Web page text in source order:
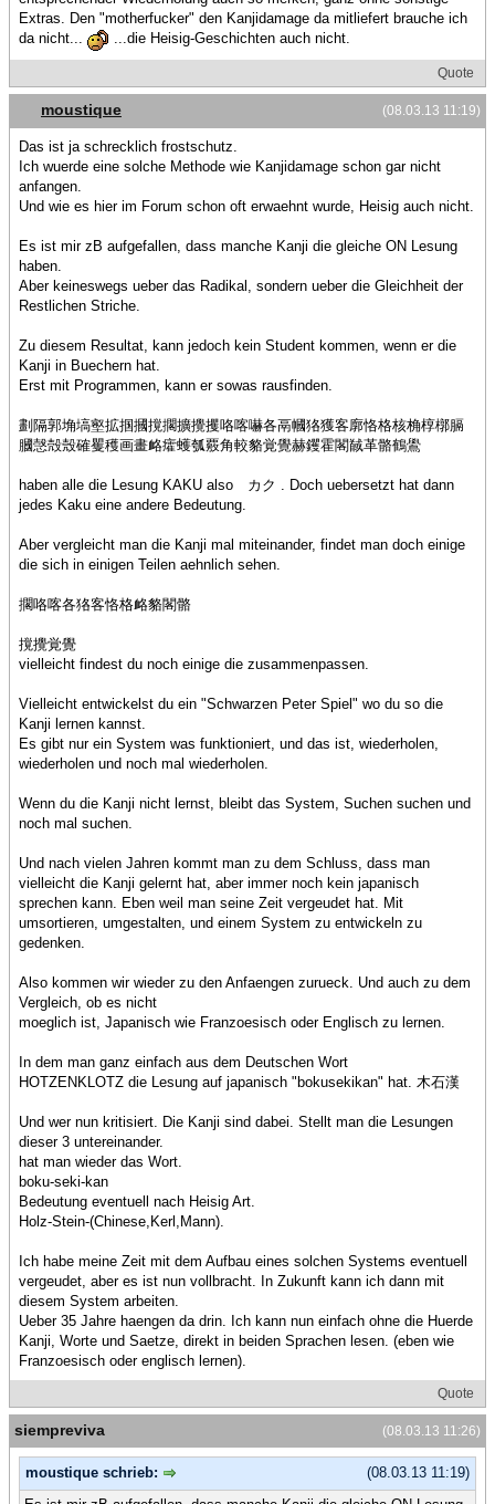
Extras. Den "motherfucker" den Kanjidamage da mitliefert brauche ich
da nicht...
...die Heisig-Geschichten auch nicht.
Quote
(08.03.13 11:19)
moustique
Das ist ja schrecklich frostschutz.
Ich wuerde eine solche Methode wie Kanjidamage schon gar nicht
anfangen.
Und wie es hier im Forum schon oft erwaehnt wurde, Heisig auch nicht.
Es ist mir zB aufgefallen, dass manche Kanji die gleiche ON Lesung
haben.
Aber keineswegs ueber das Radikal, sondern ueber die Gleichheit der
Restlichen Striche.
Zu diesem Resultat, kann jedoch kein Student kommen, wenn er die
Kanji in Buechern hat.
Erst mit Programmen, kann er sowas rausfinden.
劃隔郭埆塙壑拡掴摑撹擱擴攪攫咯喀嚇各鬲幗狢獲客廓恪格核桷椁槨膈
膕愨殻殼確矍穫画畫衉癨蠖瓠覈角較貉覚覺赫钁霍閣馘革骼鶴鷽
haben alle die Lesung KAKU also カク . Doch uebersetzt hat dann
jedes Kaku eine andere Bedeutung.
Aber vergleicht man die Kanji mal miteinander, findet man doch einige
die sich in einigen Teilen aehnlich sehen.
擱咯喀各狢客恪格衉貉閣骼
撹攪覚覺
vielleicht findest du noch einige die zusammenpassen.
Vielleicht entwickelst du ein "Schwarzen Peter Spiel" wo du so die
Kanji lernen kannst.
Es gibt nur ein System was funktioniert, und das ist, wiederholen,
wiederholen und noch mal wiederholen.
Wenn du die Kanji nicht lernst, bleibt das System, Suchen suchen und
noch mal suchen.
Und nach vielen Jahren kommt man zu dem Schluss, dass man
vielleicht die Kanji gelernt hat, aber immer noch kein japanisch
sprechen kann. Eben weil man seine Zeit vergeudet hat. Mit
umsortieren, umgestalten, und einem System zu entwickeln zu
gedenken.
Also kommen wir wieder zu den Anfaengen zurueck. Und auch zu dem
Vergleich, ob es nicht
moeglich ist, Japanisch wie Franzoesisch oder Englisch zu lernen.
In dem man ganz einfach aus dem Deutschen Wort
HOTZENKLOTZ die Lesung auf japanisch "bokusekikan" hat. 木石漢
Und wer nun kritisiert. Die Kanji sind dabei. Stellt man die Lesungen
dieser 3 untereinander.
hat man wieder das Wort.
boku-seki-kan
Bedeutung eventuell nach Heisig Art.
Holz-Stein-(Chinese,Kerl,Mann).
Ich habe meine Zeit mit dem Aufbau eines solchen Systems eventuell
vergeudet, aber es ist nun vollbracht. In Zukunft kann ich dann mit
diesem System arbeiten.
Ueber 35 Jahre haengen da drin. Ich kann nun einfach ohne die Huerde
Kanji, Worte und Saetze, direkt in beiden Sprachen lesen. (eben wie
Franzoesisch oder englisch lernen).
Quote
(08.03.13 11:26)
siempreviva
(08.03.13 11:19)
moustique schrieb: